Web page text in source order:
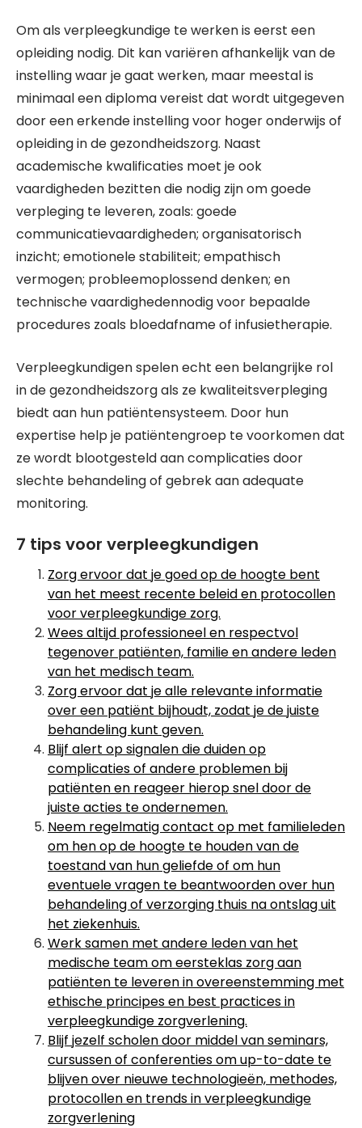
Om als verpleegkundige te werken is eerst een
opleiding nodig. Dit kan variëren afhankelijk van de
instelling waar je gaat werken, maar meestal is
minimaal een diploma vereist dat wordt uitgegeven
door een erkende instelling voor hoger onderwijs of
opleiding in de gezondheidszorg. Naast
academische kwalificaties moet je ook
vaardigheden bezitten die nodig zijn om goede
verpleging te leveren, zoals: goede
communicatievaardigheden; organisatorisch
inzicht; emotionele stabiliteit; empathisch
vermogen; probleemoplossend denken; en
technische vaardighedennodig voor bepaalde
procedures zoals bloedafname of infusietherapie.
Verpleegkundigen spelen echt een belangrijke rol
in de gezondheidszorg als ze kwaliteitsverpleging
biedt aan hun patiëntensysteem. Door hun
expertise help je patiëntengroep te voorkomen dat
ze wordt blootgesteld aan complicaties door
slechte behandeling of gebrek aan adequate
monitoring.
7 tips voor verpleegkundigen
Zorg ervoor dat je goed op de hoogte bent
van het meest recente beleid en protocollen
voor verpleegkundige zorg.
Wees altijd professioneel en respectvol
tegenover patiënten, familie en andere leden
van het medisch team.
Zorg ervoor dat je alle relevante informatie
over een patiënt bijhoudt, zodat je de juiste
behandeling kunt geven.
Blijf alert op signalen die duiden op
complicaties of andere problemen bij
patiënten en reageer hierop snel door de
juiste acties te ondernemen.
Neem regelmatig contact op met familieleden
om hen op de hoogte te houden van de
toestand van hun geliefde of om hun
eventuele vragen te beantwoorden over hun
behandeling of verzorging thuis na ontslag uit
het ziekenhuis.
Werk samen met andere leden van het
medische team om eersteklas zorg aan
patiënten te leveren in overeenstemming met
ethische principes en best practices in
verpleegkundige zorgverlening.
Blijf jezelf scholen door middel van seminars,
cursussen of conferenties om up-to-date te
blijven over nieuwe technologieën, methodes,
protocollen en trends in verpleegkundige
zorgverlening